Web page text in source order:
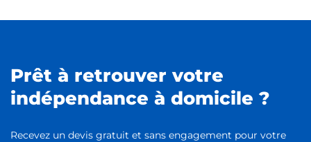
Prêt à retrouver votre
indépendance à domicile ?
Recevez un devis gratuit et sans engagement pour votre